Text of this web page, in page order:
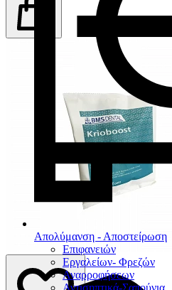
Απολύμανση - Αποστείρωση
Επιφανειών
Εργαλείων- Φρεζών
Αναρροφήσεων
Αντισηπτικά-Σαπούνια